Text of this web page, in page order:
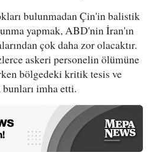
bulunmadan Çin'in balistik
yapmak, ABD'nin İran'ın
çok daha zor olacaktır.
askeri personelin ölümüne
bölgedeki kritik tesis ve
imha etti.